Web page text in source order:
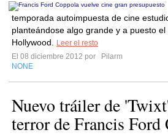
temporada autoimpuesta de cine
planteándose algo grande y a puesto
Hollywood.
Leer el resto
El 08 diciembre 2012 por
Pilarm
NONE
Nuevo tráiler de
terror de Francis Ford